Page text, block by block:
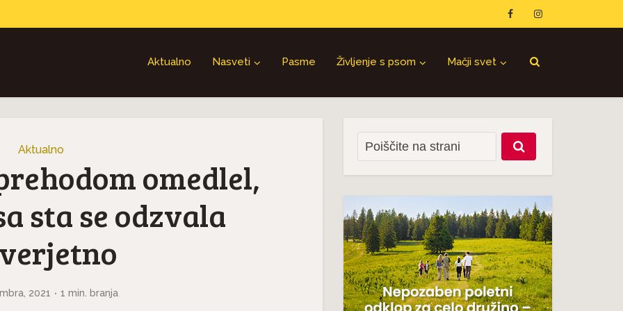
Aktualno Nasveti Pasme Življenje s psom Mačji svet
Aktualno
omedlel,
sta se odzvala
2021 1 min. branja